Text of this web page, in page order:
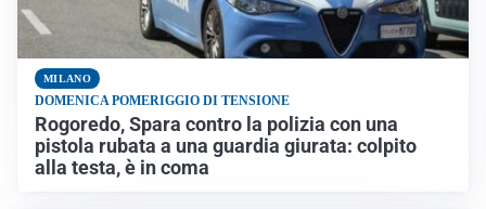
MILANO
DOMENICA POMERIGGIO DI TENSIONE
Rogoredo, Spara contro la polizia con una
pistola rubata a una guardia giurata: colpito
alla testa, è in coma